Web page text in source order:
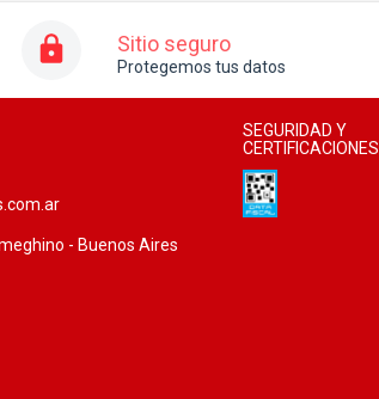
Sitio seguro
Protegemos tus datos
- Buenos Aires
SEGURIDAD Y
CERTIFICACIONES